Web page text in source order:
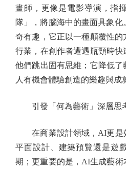
畫師，更像是電影導演，指
隊」，將腦海中的畫面具象
奇有趣，它正以一種顛覆性
行業，在創作者遭遇瓶頸時
他們跳出固有思維；它降低
人有機會體驗創造的樂趣與成
引發「何為藝術」深層思
在商業設計領域，AI更是
平面設計、建築預覽還是遊
期；更重要的是，AI生成藝